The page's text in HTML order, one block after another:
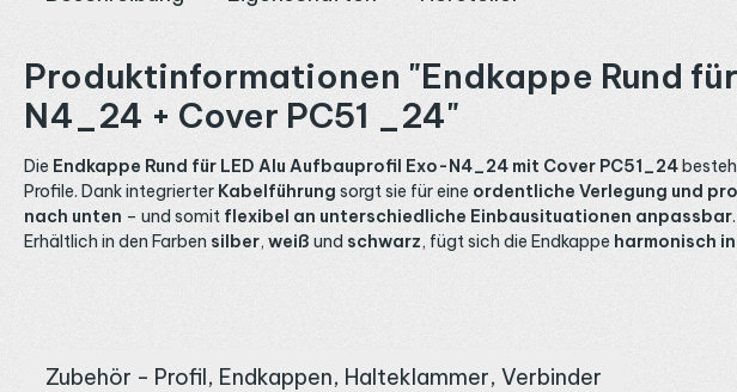
Produktinformationen "Endkappe Rund
N4_24 + Cover PC51 _24"
Die Endkappe Rund für LED Alu Aufbauprofil Exo-N4_24 mit Cover PC51_24
Profile. Dank integrierter Kabelführung sorgt sie für eine ordentliche Verlegung und
nach unten – und somit flexibel an unterschiedliche Einbausituationen anpassbar
Erhältlich in den Farben silber, weiß und schwarz, fügt sich die Endkappe harmonisch
Zubehör - Profil, Endkappen, Halteklammer, Verbinder